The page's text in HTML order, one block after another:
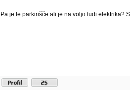
Pa je le parkirišče ali je na voljo tudi elektrika?